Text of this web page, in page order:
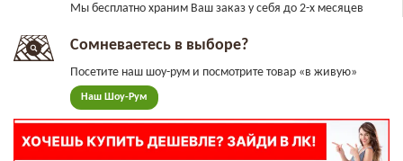
Мы бесплатно храним Ваш заказ у себя до 2-х месяцев
Сомневаетесь в выборе?
Посетите наш шоу-рум и посмотрите товар «в живую»
Наш Шоу-Рум